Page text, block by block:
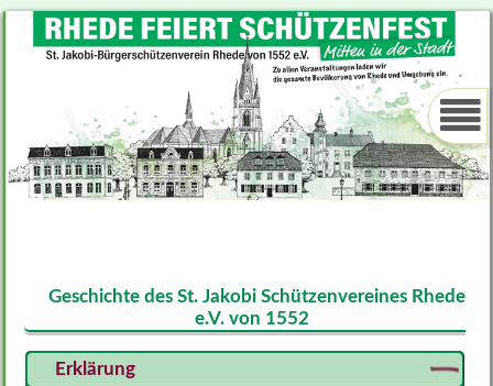
Geschichte des St. Jakobi Schützenvereines Rhede
e.V. von 1552
Erklärung